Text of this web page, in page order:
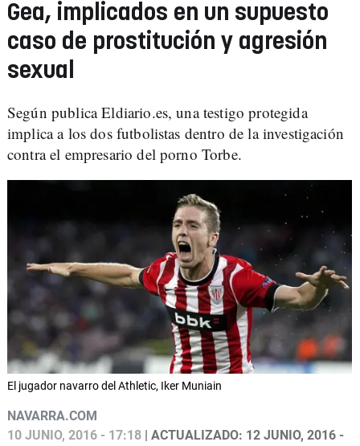
Gea, implicados en un supuesto
caso de prostitución y agresión
sexual
Según publica Eldiario.es, una testigo protegida
implica a los dos futbolistas dentro de la investigación
contra el empresario del porno Torbe.
El jugador navarro del Athletic, Iker Muniain
NAVARRA.COM
10 JUNIO, 2016 - 17:18 | ACTUALIZADO: 12 JUNIO, 2016 -